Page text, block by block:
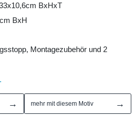
BxHxT
BxH
Montagezubehör und 2
→ mehr mit diesem Motiv →